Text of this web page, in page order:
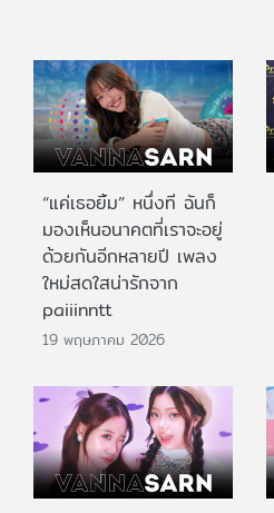
“แค่เธอยิ้ม” หนึ่งที ฉันก็
มองเห็นอนาคตที่เราจะอยู่
ด้วยกันอีกหลายปี เพลง
ใหม่สดใสน่ารักจาก
paiiinntt
19 พฤษภาคม 2026